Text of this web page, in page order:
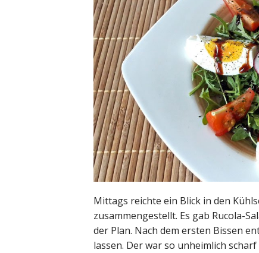
Mittags reichte ein Blick in den
zusammengestellt. Es gab Rucola-
der Plan. Nach dem ersten Bissen
lassen. Der war so unheimlich